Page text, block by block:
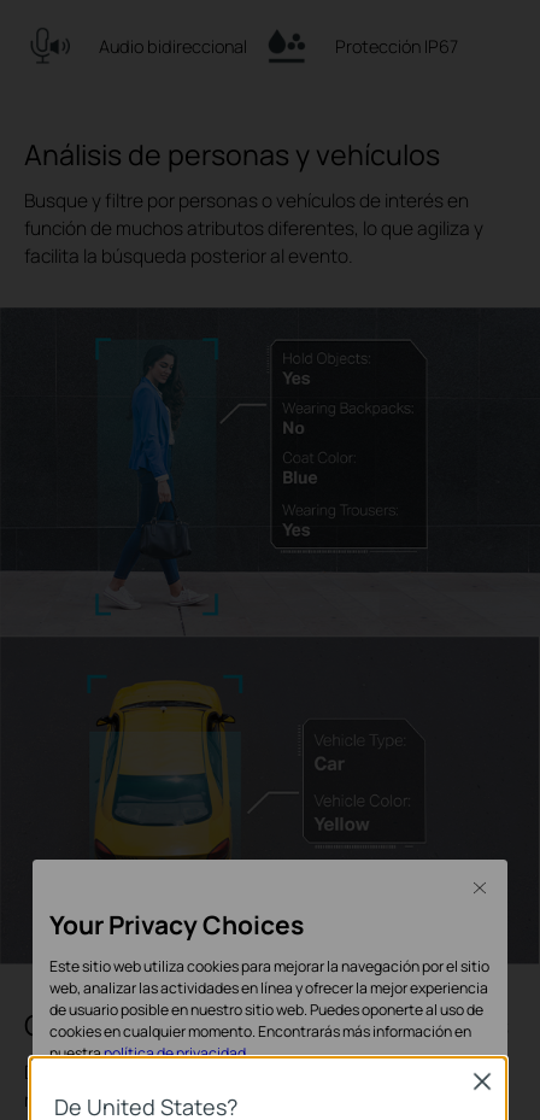
Audio bidireccional Protección IP67
Análisis de personas y vehículos
Busque y filtre por personas o vehículos de interés en
función de muchos atributos diferentes, lo que agiliza y
facilita la búsqueda posterior al evento.
Clasificación de personas y vehículos
Distinga a las personas y los vehículos de otros objetos y
reciba notificaciones de eventos más precisas
De United States?
Close
Your Privacy Choices
Este sitio web utiliza cookies para mejorar la navegación por el sitio
web, analizar las actividades en línea y ofrecer la mejor experiencia
de usuario posible en nuestro sitio web. Puedes oponerte al uso de
cookies en cualquier momento. Encontrarás más información en
nuestrapolítica de privacidad.
Cookies Básicas
Close